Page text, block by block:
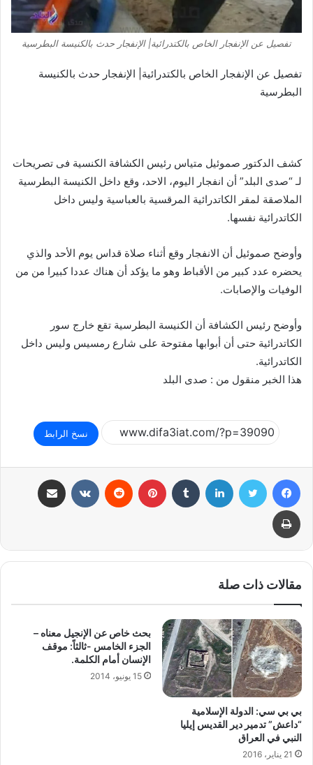
تفصيل عن الإنفجار الخاص بالكتدرائية| الإنفجار حدث بالكنيسة البطرسية
تفصيل عن الإنفجار الخاص بالكتدرائية| الإنفجار حدث بالكنيسة
البطرسية
كشف الدكتور صموئيل متياس رئيس الكشافة الكنسية فى تصريحات
لـ “صدى البلد” أن انفجار اليوم، الاحد، وقع داخل الكنيسة البطرسية
الملاصقة لمقر الكاتدرائية المرقسية بالعباسية وليس داخل
الكاتدرائية نفسها.
وأوضح صموئيل أن الانفجار وقع أثناء صلاة قداس يوم الأحد والذي
يحضره عدد كبير من الأقباط وهو ما يؤكد أن هناك عددا كبيرا من من
الوفيات والإصابات.
وأوضح رئيس الكشافة أن الكنيسة البطرسية تقع خارج سور
الكاتدرائية حتى أن أبوابها مفتوحة على شارع رمسيس وليس داخل
الكاتدرائية.
هذا الخبر منقول من : صدى البلد
نسخ الرابط
فيسبوك تويتر لينكدإن بينتيريست
طباعة
مقالات ذات صلة
بي بي سي: الدولة الإسلامية
“داعش” تدمير دير القديس إيليا
النبي في العراق
21 يناير، 2016
بحث خاص عن الإنجيل معناه –
الجزء الخامس -ثالثاً: موقف
الإنسان أمام الكلمة.
15 يونيو، 2014